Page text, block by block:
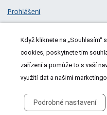
© 2026MeDitorial| ISSN
Prohlášení
Když kliknete na „Souhlasím“
cookies, poskytnete tím
zařízení a pomůže to s vaší
využití dat a našimi
Podrobné nastavení